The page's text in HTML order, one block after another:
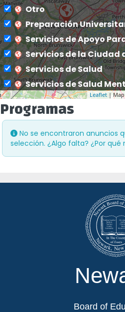
Leaflet |
Otro
Preparación
Servicios de Apoyo
Servicios de la Ciudad
Servicios de Salud
Servicios de Salud
Servicios Sociales
Servicios/Programs
Todas las Categorias
Programas
No se encontraron anuncios
selección. ¿Algo falta? ¿Por qué
Board of